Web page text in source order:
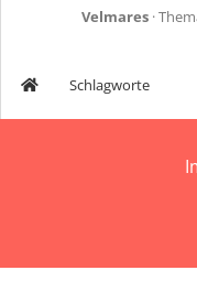
Velmares
Schlagworte